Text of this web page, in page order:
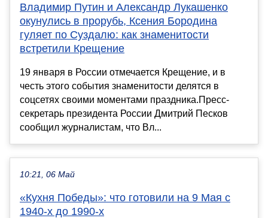
Владимир Путин и Александр Лукашенко
окунулись в прорубь, Ксения Бородина
гуляет по Суздалю: как знаменитости
встретили Крещение
19 января в России отмечается Крещение, и в
честь этого события знаменитости делятся в
соцсетях своими моментами праздника.Пресс-
секретарь президента России Дмитрий Песков
сообщил журналистам, что Вл...
10:21, 06 Май
«Кухня Победы»: что готовили на 9 Мая с
1940-х до 1990-х